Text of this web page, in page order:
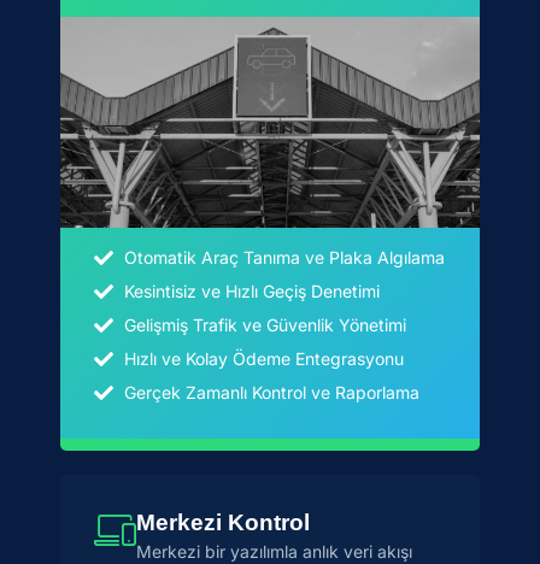
Otomatik Araç Tanıma ve Plaka Algılama
Kesintisiz ve Hızlı Geçiş Denetimi
Gelişmiş Trafik ve Güvenlik Yönetimi
Hızlı ve Kolay Ödeme Entegrasyonu
Gerçek Zamanlı Kontrol ve Raporlama
Merkezi Kontrol
Merkezi bir yazılımla anlık veri akışı